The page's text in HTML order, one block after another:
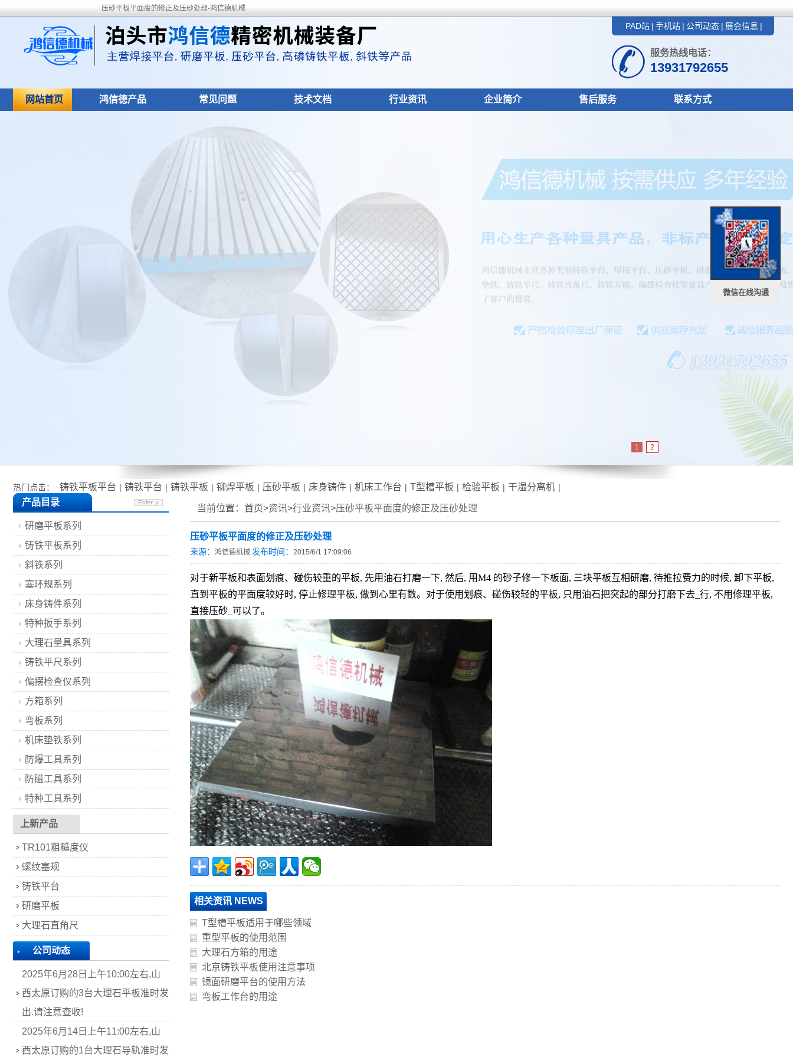
压砂平板平面度的修正及压砂处理-鸿信德机械
PAD站 | 手机站 | 公司动态 | 展会信息 |
服务热线电话：
13931792655
网站首页 鸿信德产品 常见问题 技术文档 行业资讯 企业简介 售后服务 联系方式
1 2
热门点击： 铸铁平板平台 | 铸铁平台 | 铸铁平板 | 铆焊平板 | 压砂平板 | 床身铸件 | 机床工作台 | T型槽平板 | 检验平板 | 干湿分离机 |
当前位置： 首页>资讯>行业资讯>压砂平板平面度的修正及压砂处理
压砂平板平面度的修正及压砂处理
来源： 鸿信德机械 发布时间： 2015/6/1 17:09:06
对于新平板和表面划痕、碰伤较重的平板, 先用油石打磨一下, 然后, 用M4 的砂子修一下板面, 三块平板互相研磨, 待推拉费力的时候, 卸下平板,
直到平板的平面度较好时, 停止修理平板, 做到心里有数。对于使用划痕、碰伤较轻的平板, 只用油石把突起的部分打磨下去_行, 不用修理平板,
直接压砂_可以了。
相关资讯 NEWS
T型槽平板适用于哪些领域
重型平板的使用范围
大理石方箱的用途
北京铸铁平板使用注意事项
镜面研磨平台的使用方法
弯板工作台的用途
产品目录
研磨平板系列
铸铁平板系列
斜铁系列
塞环规系列
床身铸件系列
特种扳手系列
大理石量具系列
铸铁平尺系列
偏摆检查仪系列
方箱系列
弯板系列
机床垫铁系列
防爆工具系列
防磁工具系列
特种工具系列
上新产品
TR101粗糙度仪
螺纹塞规
铸铁平台
研磨平板
大理石直角尺
公司动态
2025年6月28日上午10:00左右,山
西太原订购的3台大理石平板准时发
出.请注意查收!
2025年6月14日上午11:00左右,山
西太原订购的1台大理石导轨准时发
微信在线沟通